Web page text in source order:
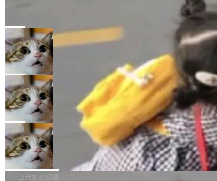
“启蒙老师”。 而今年，恰好是雷霄骅离世十周
年。FFmpeg 社区最终选择用一个大版本的名
字，留下了这份纪念。 雷霄骅曾是中国传媒大学
数字电视技术方向的博士生，长期从事视频、音
频技...
编写程序，目标是完成电商平台作者信息与商品
列表的数据匹配 —— 一项常规的数据处理任
务，最终却产生了 180 万美元的账单，实际支出
超出原定预算 860%。 更令人意外的是，该项目
最终并未成功落地，而高额算力消耗持续运行长
达 5 个月，公司直到财务对账时才察觉异常。这
意味着一个无人看管的 AI 程序，在近半年时间
里日夜不停地"烧钱"。 复盘显示，...
e CEO Clément Delangue 在 CNBC 的采访里
没有拐弯抹角。他说中国正在赢得 AI 竞赛，而
且按目前的速度，中国 AI 工具预计在今年底或
2027 年就能追上美国前沿实验室的水平。 Dela
ngue 把原因归结为一件事：开放协作。中国的
AI 开发者在一个共享和协作的生态里加速迭代，
而美国模型厂商在"闭门造车"。他的原话是 "buil
ding in silos"——各自为战，互不通气。 这个判
断从他嘴里说出来分量不同。Hugging Face 是
全球最大的开源 AI 平台，上面跑着上百万个模
型。谁在开源赛道上领先，...
局
当 AI agent 把源码变成了最好的扩展系
统，开发者工具必须开源
五年前，David Crawshaw 问过很多软件工程师
一个问题：你写过什么给自己用的程序？答案几
乎都是没有。工程师们整天用别人写的程序写程
序给别人用。偶尔有人自己写个博客系统、智能
家居控制、家庭实验室，都算稀奇事。 Crawsh
aw 是 Shelley 的作者，一个开源 AI coding age
nt。他最近在博客上写了一篇文章，核心论点很
简单：开发者工具必须开源。 理由不是传统的自
由软件情怀，而是一个跟 AI agent 直接相关的
技术判断。 两行 prompt 就能个性化任何软件 C
局
DeepSeek Harness 宣布内测邀请，全
网最大规模开源 Agent 路演现场诞生
一条内测招募帖，发出去的时候大概没人想到它
会变成一场开源 Agent 生态的路演。 8月1日，
DeepSeek Harness 团队负责人崔添翼（tiany
i）在 X 上发帖： 「如果你是 Agent Harness 相
关开源项目的开发者，希望参加 DeepSeek Har
ness 的内测，可以回复或私信联系我。请附上
局
商汤 SenseNova U1.5-Lite-Preview
开源
商汤科技宣布面向社区开源轻量级统一多模态模
型的预览版本 SenseNova U1.5-Lite-Preview。
白开水不加糖